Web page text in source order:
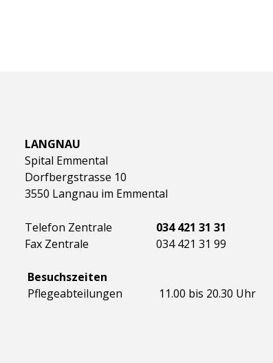
LANGNAU
Spital Emmental
Dorfbergstrasse 10
3550 Langnau im Emmental
Telefon Zentrale
034 421 31 31
Fax Zentrale
034 421 31 99
Besuchszeiten
Pflegeabteilungen
11.00 bis 20.30 Uhr